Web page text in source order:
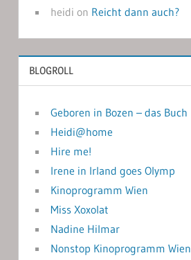
heidi on Reicht dann auch?
BLOGROLL
Geboren in Bozen – das Buch
Heidi@home
Hire me!
Irene in Irland goes Olymp
Kinoprogramm Wien
Miss Xoxolat
Nadine Hilmar
Nonstop Kinoprogramm Wien